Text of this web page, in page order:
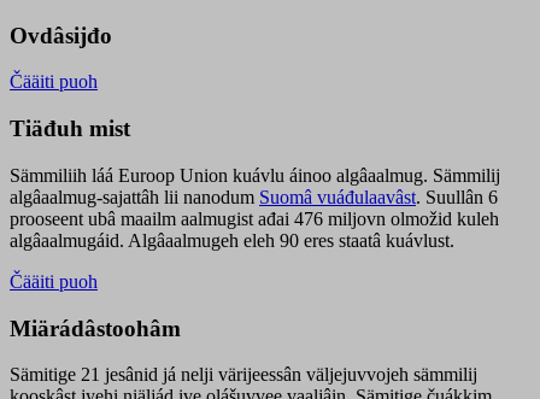
Ovdâsijđo
Čääiti puoh
Tiäđuh mist
Sämmiliih láá Euroop Union kuávlu áinoo algâaalmug. Sämmilij
algâaalmug-sajattâh lii nanodum Suomâ vuáđulaavâst. Suullân 6
prooseent ubâ maailm aalmugist ađai 476 miljovn olmožid kuleh
algâaalmugáid. Algâaalmugeh eleh 90 eres staatâ kuávlust.
Čääiti puoh
Miärádâstoohâm
Sämitige 21 jesânid já nelji värijeessân väljejuvvojeh sämmilij